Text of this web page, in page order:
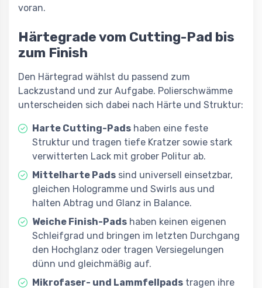
voran.
Härtegrade vom Cutting-Pad bis
zum Finish
Den Härtegrad wählst du passend zum
Lackzustand und zur Aufgabe. Polierschwämme
unterscheiden sich dabei nach Härte und Struktur:
Harte Cutting-Pads haben eine feste
Struktur und tragen tiefe Kratzer sowie stark
verwitterten Lack mit grober Politur ab.
Mittelharte Pads sind universell einsetzbar,
gleichen Hologramme und Swirls aus und
halten Abtrag und Glanz in Balance.
Weiche Finish-Pads haben keinen eigenen
Schleifgrad und bringen im letzten Durchgang
den Hochglanz oder tragen Versiegelungen
dünn und gleichmäßig auf.
Mikrofaser- und Lammfellpads tragen ihre